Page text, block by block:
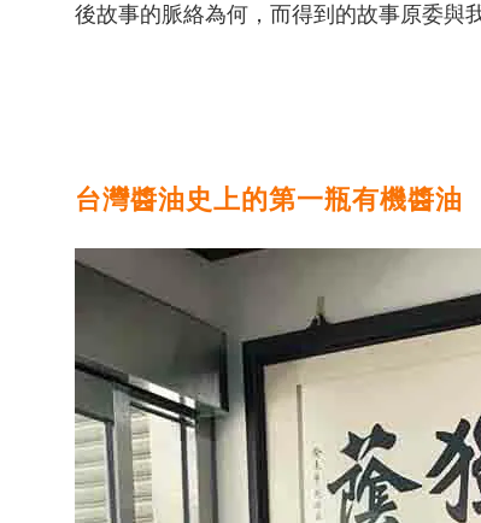
後故事的脈絡為何，而得到的故事原委
台灣醬油史上的第一瓶有機醬油